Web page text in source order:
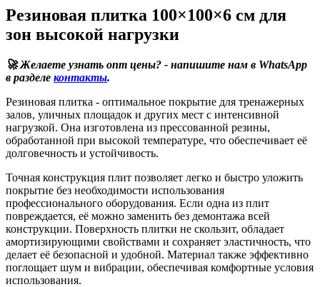
Резиновая плитка 100×100×6 см для
зон высокой нагрузки
🚀 Желаете узнать опт цены? - напишите нам в WhatsApp
в разделе контакты.
Резиновая плитка - оптимальное покрытие для тренажерных
залов, уличных площадок и других мест с интенсивной
нагрузкой. Она изготовлена из прессованной резины,
обработанной при высокой температуре, что обеспечивает её
долговечность и устойчивость.
Точная конструкция плит позволяет легко и быстро уложить
покрытие без необходимости использования
профессионального оборудования. Если одна из плит
повреждается, её можно заменить без демонтажа всей
конструкции. Поверхность плитки не скользит, обладает
амортизирующими свойствами и сохраняет эластичность, что
делает её безопасной и удобной. Материал также эффективно
поглощает шум и вибрации, обеспечивая комфортные условия
использования.